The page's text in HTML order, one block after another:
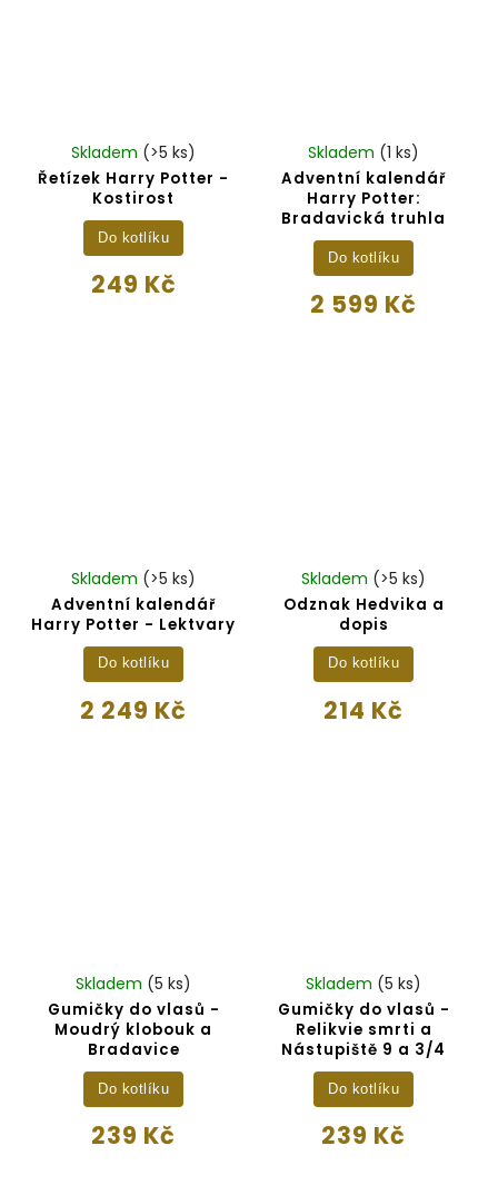
Řetízek Harry Potter -
Kostirost
Skladem (>5 ks)
249 Kč
Do kotlíku
Adventní kalendář
Harry Potter:
Bradavická truhla
Skladem (1 ks)
2 599 Kč
Do kotlíku
Adventní kalendář
Harry Potter - Lektvary
Skladem (>5 ks)
2 249 Kč
Do kotlíku
Odznak Hedvika a
dopis
Skladem (>5 ks)
214 Kč
Do kotlíku
Gumičky do vlasů -
Moudrý klobouk a
Bradavice
Skladem (5 ks)
239 Kč
Do kotlíku
Gumičky do vlasů -
Relikvie smrti a
Nástupiště 9 a 3/4
Skladem (5 ks)
239 Kč
Do kotlíku